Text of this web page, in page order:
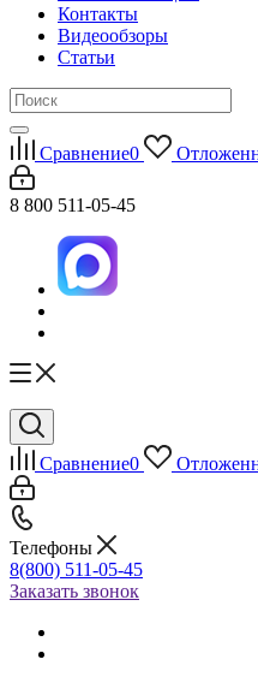
Контакты
Видеообзоры
Статьи
Сравнение0
8 800 511-05-45
Сравнение0
Телефоны
8(800) 511-05-45
Заказать звонок